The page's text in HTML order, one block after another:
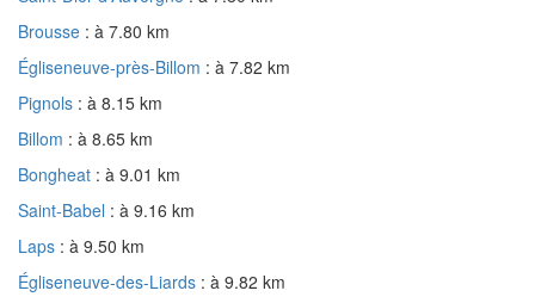
Brousse : à 7.80 km
Égliseneuve-près-Billom : à 7.82 km
Pignols : à 8.15 km
Billom : à 8.65 km
Bongheat : à 9.01 km
Saint-Babel : à 9.16 km
Laps : à 9.50 km
Égliseneuve-des-Liards : à 9.82 km